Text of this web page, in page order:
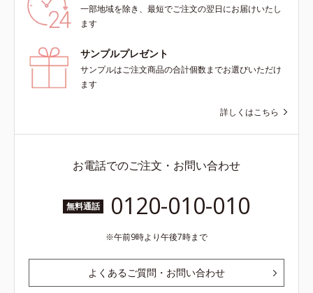
一部地域を除き、最短でご注文の翌日にお届けいたし
ます
サンプルプレゼント
サンプルはご注文商品の合計個数までお選びいただけ
ます
詳しくはこちら
お電話でのご注文・お問い合わせ
無料通話 0120-010-010
午前9時より午後7時まで
よくあるご質問・お問い合わせ